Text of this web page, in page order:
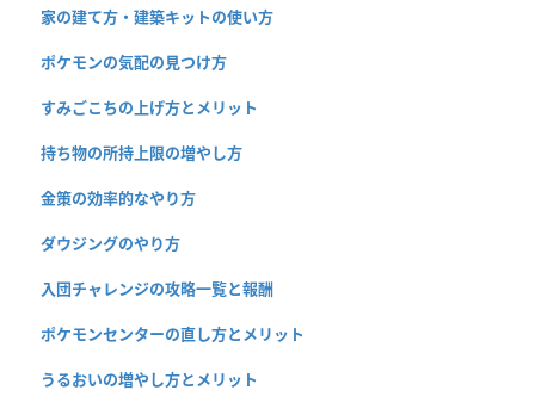
家の建て方・建築キットの使い方
ポケモンの気配の見つけ方
すみごこちの上げ方とメリット
持ち物の所持上限の増やし方
金策の効率的なやり方
ダウジングのやり方
入団チャレンジの攻略一覧と報酬
ポケモンセンターの直し方とメリット
うるおいの増やし方とメリット